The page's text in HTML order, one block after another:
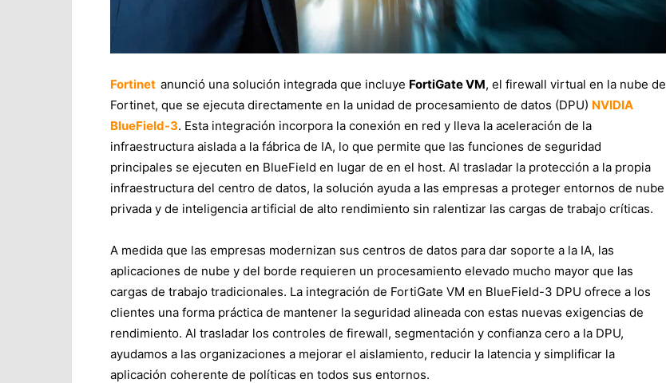
Fortinet anunció una solución integrada que incluye FortiGate VM, el firewall virtual en la nube de
Fortinet, que se ejecuta directamente en la unidad de procesamiento de datos (DPU) NVIDIA
BlueField-3. Esta integración incorpora la conexión en red y lleva la aceleración de la
infraestructura aislada a la fábrica de IA, lo que permite que las funciones de seguridad
principales se ejecuten en BlueField en lugar de en el host. Al trasladar la protección a la propia
infraestructura del centro de datos, la solución ayuda a las empresas a proteger entornos de nube
privada y de inteligencia artificial de alto rendimiento sin ralentizar las cargas de trabajo críticas.
A medida que las empresas modernizan sus centros de datos para dar soporte a la IA, las
aplicaciones de nube y del borde requieren un procesamiento elevado mucho mayor que las
cargas de trabajo tradicionales. La integración de FortiGate VM en BlueField-3 DPU ofrece a los
clientes una forma práctica de mantener la seguridad alineada con estas nuevas exigencias de
rendimiento. Al trasladar los controles de firewall, segmentación y confianza cero a la DPU,
ayudamos a las organizaciones a mejorar el aislamiento, reducir la latencia y simplificar la
aplicación coherente de políticas en todos sus entornos.